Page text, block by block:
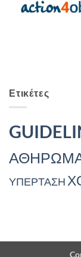
Ετικέτες
ΥΠΕΡΤΑΣΗ